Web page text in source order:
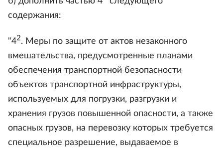
содержания:
"42. Меры по защите от актов незаконного
вмешательства, предусмотренные планами
обеспечения транспортной безопасности
объектов транспортной инфраструктуры,
используемых для погрузки, разгрузки и
хранения грузов повышенной опасности, а также
опасных грузов, на перевозку которых требуется
специальное разрешение, выдаваемое в